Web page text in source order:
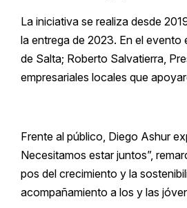
La iniciativa se realiza desde
la entrega de 2023. En el
de Salta; Roberto Salvatierra,
empresariales locales que
Frente al público, Diego Ashur
Necesitamos estar juntos”,
pos del crecimiento y la
acompañamiento a los y las